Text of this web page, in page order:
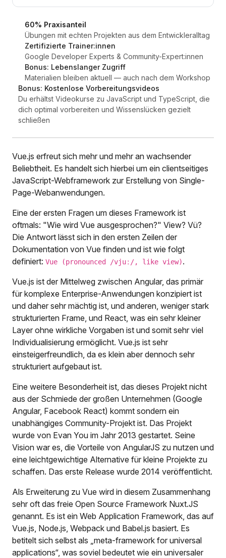
60% Praxisanteil
Übungen mit echten Projekten aus dem Entwickleralltag
Zertifizierte Trainer:innen
Google Developer Experts & Community-Expert:innen
Bonus: Lebenslanger Zugriff
Materialien bleiben aktuell — auch nach dem Workshop
Bonus: Kostenlose Vorbereitungsvideos
Du erhältst Videokurse zu JavaScript und TypeScript, die
dich optimal vorbereiten und Wissenslücken gezielt
schließen
Vue.js erfreut sich mehr und mehr an wachsender
Beliebtheit. Es handelt sich hierbei um ein clientseitiges
JavaScript-Webframework zur Erstellung von Single-
Page-Webanwendungen.
Eine der ersten Fragen um dieses Framework ist
oftmals: "Wie wird Vue ausgesprochen?" View? Vü?
Die Antwort lässt sich in den ersten Zeilen der
Dokumentation von Vue finden und ist wie folgt
definiert: Vue (pronounced /vjuː/, like view).
Vue.js ist der Mittelweg zwischen Angular, das primär
für komplexe Enterprise-Anwendungen konzipiert ist
und daher sehr mächtig ist, und anderen, weniger stark
strukturierten Frame, und React, was ein sehr kleiner
Layer ohne wirkliche Vorgaben ist und somit sehr viel
Individualisierung ermöglicht. Vue.js ist sehr
einsteigerfreundlich, da es klein aber dennoch sehr
strukturiert aufgebaut ist.
Eine weitere Besonderheit ist, das dieses Projekt nicht
aus der Schmiede der großen Unternehmen (Google
Angular, Facebook React) kommt sondern ein
unabhängiges Community-Projekt ist. Das Projekt
wurde von Evan You im Jahr 2013 gestartet. Seine
Vision war es, die Vorteile von AngularJS zu nutzen und
eine leichtgewichtige Alternative für kleine Projekte zu
schaffen. Das erste Release wurde 2014 veröffentlicht.
Als Erweiterung zu Vue wird in diesem Zusammenhang
sehr oft das freie Open Source Framework Nuxt.JS
genannt. Es ist ein Web Application Framework, das auf
Vue.js, Node.js, Webpack und Babel.js basiert. Es
betitelt sich selbst als „meta-framework for universal
applications“, was soviel bedeutet wie ein universaler